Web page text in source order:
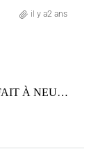
il y a2 ans
À VENDRE – APPARTEMENT REFAIT À NEUF – DEUX SUITES- RUE DES SAINTS PERES